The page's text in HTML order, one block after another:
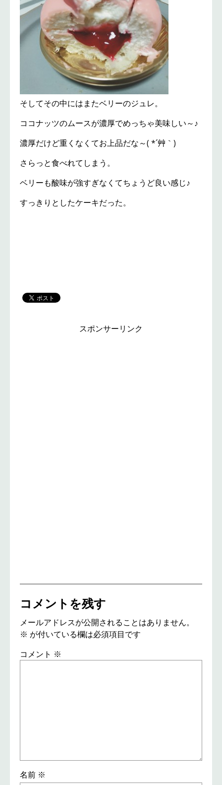
そしてその中にはまたベリーのジュレ。
ココナッツのムースが濃厚でめっちゃ美味しい～♪
濃厚だけど重くなくてお上品だな～( *´艸｀)
さらっと食べれてしまう。
ベリーも酸味が強すぎなくてちょうど良い感じ♪
すっきりとしたケーキだった。
スポンサーリンク
コメントを残す
メールアドレスが公開されることはありません。
※ が付いている欄は必須項目です
コメント ※
名前 ※